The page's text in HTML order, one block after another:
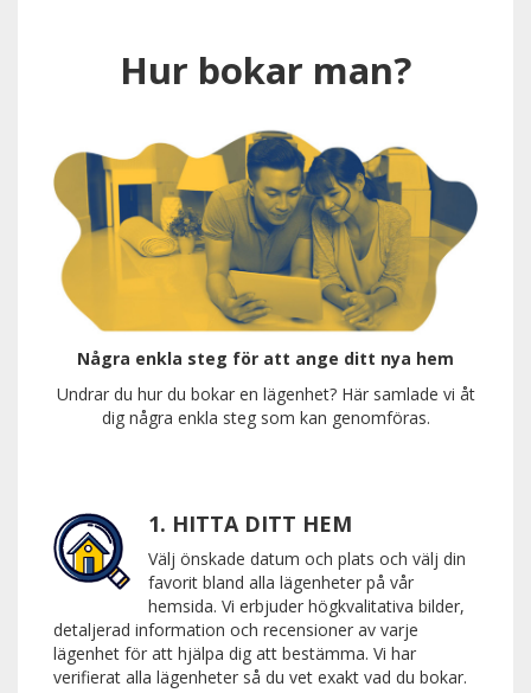
Hur bokar man?
Några enkla steg för att ange ditt nya hem
Undrar du hur du bokar en lägenhet? Här samlade vi åt
dig några enkla steg som kan genomföras.
1. HITTA DITT HEM
Välj önskade datum och plats och välj din
favorit bland alla lägenheter på vår
hemsida. Vi erbjuder högkvalitativa bilder,
detaljerad information och recensioner av varje
lägenhet för att hjälpa dig att bestämma. Vi har
verifierat alla lägenheter så du vet exakt vad du bokar.